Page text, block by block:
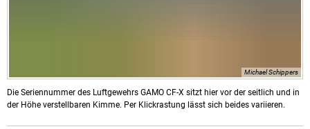
Michael Schippers
Die Seriennummer des Luftgewehrs GAMO CF-X sitzt hier vor der seitlich und in
der Höhe verstellbaren Kimme. Per Klickrastung lässt sich beides variieren.